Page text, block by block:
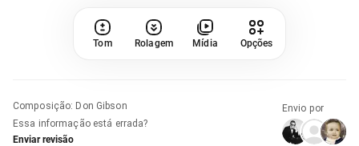
Tom Rolagem Mídia Opções
Composição: Don Gibson
Essa informação está errada?
Enviar revisão
Envio por